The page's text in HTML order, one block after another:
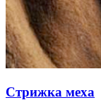
Стрижка меха